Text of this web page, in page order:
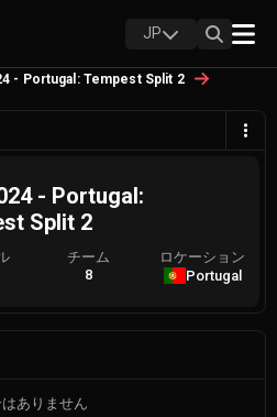
JP
- Portugal: Tempest Split 2
- Portugal:
Split 2
チーム
8
ロケーション
Portugal
ありません